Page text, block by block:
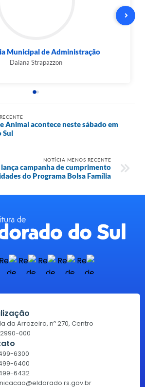
Municipal de Administração
Daiana Strapazzon
Animal acontece neste sábado em
Sul
NOTÍCIA MENOS RECENTE
campanha de cumprimento
do Programa Bolsa Família
da Arrozeira, nº 270, Centro
000
6300
6400
6432